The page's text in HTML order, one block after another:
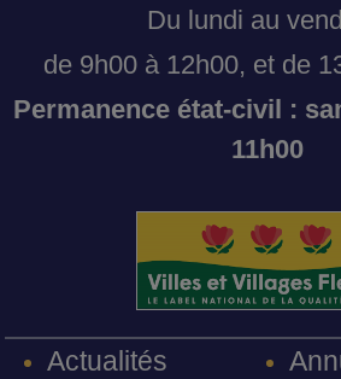
Du lundi au
de 9h00 à 12h00, et de
Permanence état-civil :
11h00
Actualités